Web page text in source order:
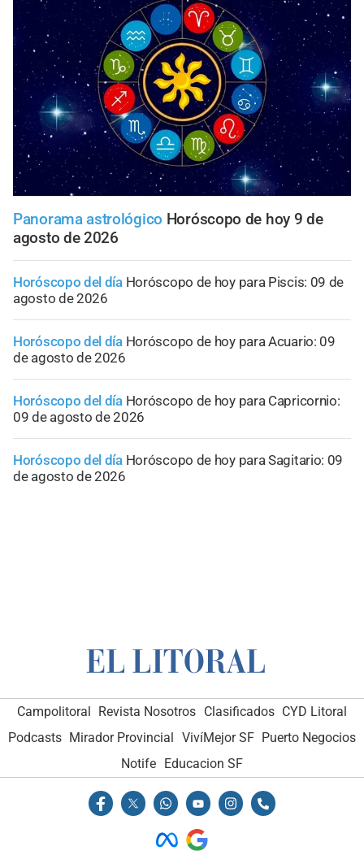
Panorama astrológico Horóscopo de hoy 9 de
agosto de 2026
Horóscopo del día Horóscopo de hoy para Piscis: 09 de
agosto de 2026
Horóscopo del día Horóscopo de hoy para Acuario: 09
de agosto de 2026
Horóscopo del día Horóscopo de hoy para Capricornio:
09 de agosto de 2026
Horóscopo del día Horóscopo de hoy para Sagitario: 09
de agosto de 2026
Campolitoral Revista Nosotros Clasificados CYD Litoral
Podcasts Mirador Provincial VivíMejor SF Puerto Negocios
Notife
Educacion SF